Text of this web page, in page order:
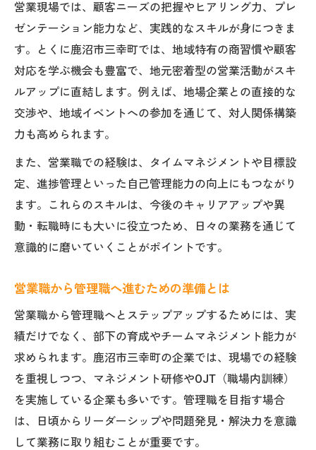
営業現場では、顧客ニーズの把握やヒアリング力、プレ
ゼンテーション能力など、実践的なスキルが身につきま
す。とくに鹿沼市三幸町では、地域特有の商習慣や顧客
対応を学ぶ機会も豊富で、地元密着型の営業活動がスキ
ルアップに直結します。例えば、地場企業との直接的な
交渉や、地域イベントへの参加を通じて、対人関係構築
力も高められます。
また、営業職での経験は、タイムマネジメントや目標設
定、進捗管理といった自己管理能力の向上にもつながり
ます。これらのスキルは、今後のキャリアアップや異
動・転職時にも大いに役立つため、日々の業務を通じて
意識的に磨いていくことがポイントです。
営業職から管理職へ進むための準備とは
営業職から管理職へとステップアップするためには、実
績だけでなく、部下の育成やチームマネジメント能力が
求められます。鹿沼市三幸町の企業では、現場での経験
を重視しつつ、マネジメント研修やOJT（職場内訓練）
を実施している企業も多いです。管理職を目指す場合
は、日頃からリーダーシップや問題発見・解決力を意識
して業務に取り組むことが重要です。